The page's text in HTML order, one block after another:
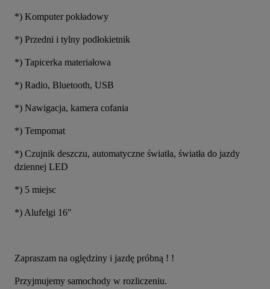
*) Komputer pokładowy
*) Przedni i tylny podłokietnik
*) Tapicerka materiałowa
*) Radio, Bluetooth, USB
*) Nawigacja, kamera cofania
*) Tempomat
*) Czujnik deszczu, automatyczne światła, światła do jazdy
dziennej LED
*) 5 miejsc
*) Alufelgi 16"
Zapraszam na oględziny i jazdę próbną ! !
Przyjmujemy samochody w rozliczeniu.